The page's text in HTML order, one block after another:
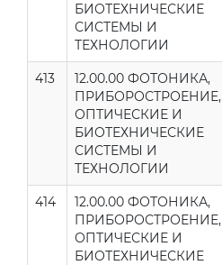
БИОТЕХНИЧЕСКИЕ
СИСТЕМЫ И
ТЕХНОЛОГИИ
413
12.00.00 ФОТОНИКА,
ПРИБОРОСТРОЕНИЕ,
ОПТИЧЕСКИЕ И
БИОТЕХНИЧЕСКИЕ
СИСТЕМЫ И
ТЕХНОЛОГИИ
414
12.00.00 ФОТОНИКА,
ПРИБОРОСТРОЕНИЕ,
ОПТИЧЕСКИЕ И
БИОТЕХНИЧЕСКИЕ